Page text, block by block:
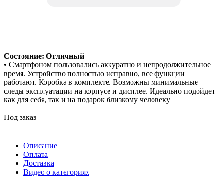
Состояние: Отличный
• Смартфоном пользовались аккуратно и непродолжительное
время. Устройство полностью исправно, все функции
работают. Коробка в комплекте. Возможны минимальные
следы эксплуатации на корпусе и дисплее. Идеально подойдет
как для себя, так и на подарок близкому человеку
Под заказ
Описание
Оплата
Доставка
Видео о категориях